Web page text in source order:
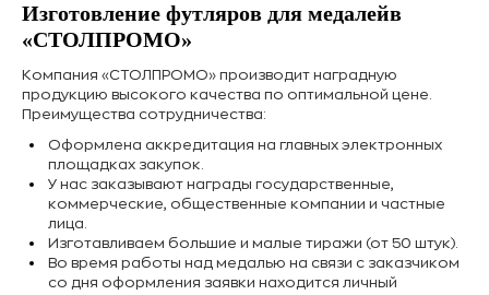
Изготовление футляров для медалейв
«СТОЛПРОМО»
Компания «СТОЛПРОМО» производит наградную
продукцию высокого качества по оптимальной цене.
Преимущества сотрудничества:
Оформлена аккредитация на главных электронных
площадках закупок.
У нас заказывают награды государственные,
коммерческие, общественные компании и частные
лица.
Изготавливаем большие и малые тиражи (от 50 штук).
Во время работы над медалью на связи с заказчиком
со дня оформления заявки находится личный